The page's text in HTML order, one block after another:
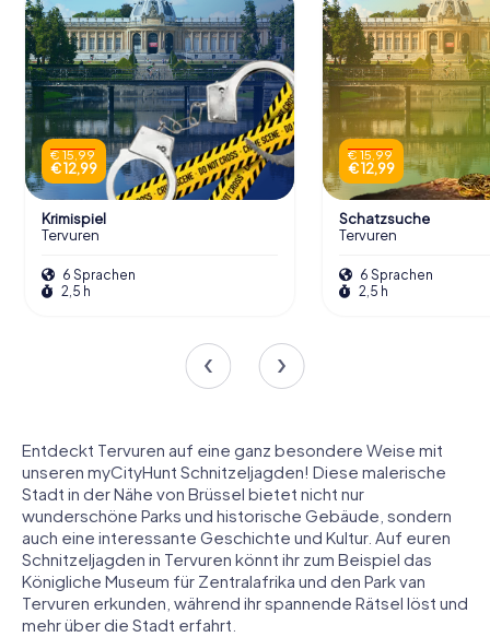
€ 15,99
€ 12,99
Krimispiel
Tervuren
6 Sprachen
2,5 h
€ 15,99
€ 12,99
Schatzsuche
Tervuren
6 Sprachen
2,5 h
Entdeckt Tervuren auf eine ganz besondere Weise mit
unseren myCityHunt Schnitzeljagden! Diese malerische
Stadt in der Nähe von Brüssel bietet nicht nur
wunderschöne Parks und historische Gebäude, sondern
auch eine interessante Geschichte und Kultur. Auf euren
Schnitzeljagden in Tervuren könnt ihr zum Beispiel das
Königliche Museum für Zentralafrika und den Park van
Tervuren erkunden, während ihr spannende Rätsel löst und
mehr über die Stadt erfahrt.